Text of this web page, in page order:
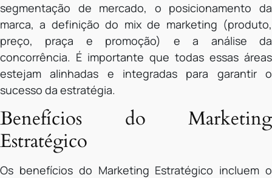
segmentação de mercado, o posicionamento da
marca, a definição do mix de marketing (produto,
preço, praça e promoção) e a análise da
concorrência. É importante que todas essas áreas
estejam alinhadas e integradas para garantir o
sucesso da estratégia.
Benefícios do Marketing
Estratégico
Os benefícios do Marketing Estratégico incluem o